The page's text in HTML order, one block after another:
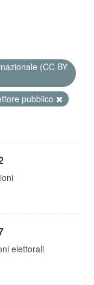
(CC BY
pubblico
elettorali